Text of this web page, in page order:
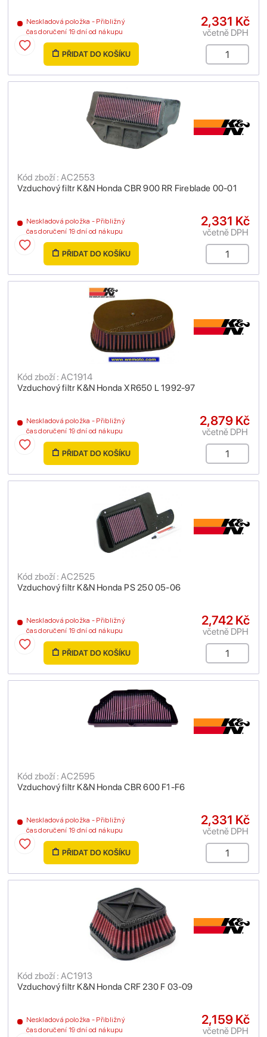
Neskladová položka - Přibližný
čas doručení 19 dní od nákupu
2,331 Kč
včetně DPH
PŘIDAT DO KOŠÍKU
Vzduchový filtr K&N Honda CBR 900 RR Fireblade 00-01
Kód zboží : AC2553
Neskladová položka - Přibližný
čas doručení 19 dní od nákupu
2,331 Kč
včetně DPH
PŘIDAT DO KOŠÍKU
Vzduchový filtr K&N Honda XR650 L 1992-97
Kód zboží : AC1914
Neskladová položka - Přibližný
čas doručení 19 dní od nákupu
2,879 Kč
včetně DPH
PŘIDAT DO KOŠÍKU
Vzduchový filtr K&N Honda PS 250 05-06
Kód zboží : AC2525
Neskladová položka - Přibližný
čas doručení 19 dní od nákupu
2,742 Kč
včetně DPH
PŘIDAT DO KOŠÍKU
Vzduchový filtr K&N Honda CBR 600 F1-F6
Kód zboží : AC2595
Neskladová položka - Přibližný
čas doručení 19 dní od nákupu
2,331 Kč
včetně DPH
PŘIDAT DO KOŠÍKU
Vzduchový filtr K&N Honda CRF 230 F 03-09
Kód zboží : AC1913
Neskladová položka - Přibližný
čas doručení 19 dní od nákupu
2,159 Kč
včetně DPH